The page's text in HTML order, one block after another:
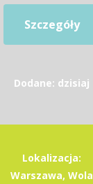
Szczegóły
Dodane: dzisiaj
Lokalizacja:
Warszawa, Wola